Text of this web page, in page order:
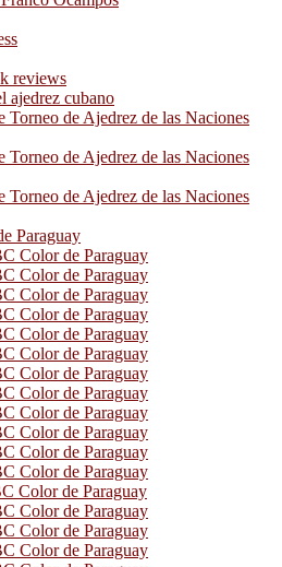
reviews
ajedrez cubano
Torneo de Ajedrez de las Naciones
Torneo de Ajedrez de las Naciones
Torneo de Ajedrez de las Naciones
Paraguay
Color de Paraguay
Color de Paraguay
Color de Paraguay
Color de Paraguay
Color de Paraguay
Color de Paraguay
Color de Paraguay
Color de Paraguay
Color de Paraguay
Color de Paraguay
Color de Paraguay
Color de Paraguay
Color de Paraguay
Color de Paraguay
Color de Paraguay
Color de Paraguay